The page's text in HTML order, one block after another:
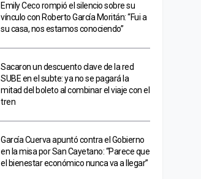
Emily Ceco rompió el silencio sobre su
vínculo con Roberto García Moritán: “Fui a
su casa, nos estamos conociendo”
Sacaron un descuento clave de la red
SUBE en el subte: ya no se pagará la
mitad del boleto al combinar el viaje con el
tren
García Cuerva apuntó contra el Gobierno
en la misa por San Cayetano: “Parece que
el bienestar económico nunca va a llegar”